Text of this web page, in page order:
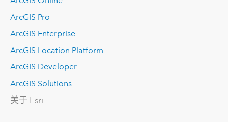
ArcGIS Pro
ArcGIS Enterprise
ArcGIS Location Platform
ArcGIS Developer
ArcGIS Solutions
关于 Esri